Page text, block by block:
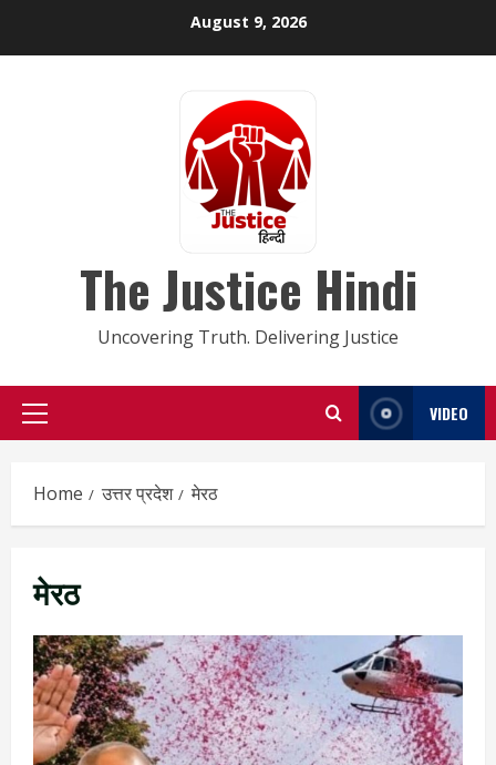
August 9, 2026
The Justice Hindi
Uncovering Truth. Delivering Justice
Primary
VIDEO
Home उत्तर प्रदेश मेरठ
मेरठ